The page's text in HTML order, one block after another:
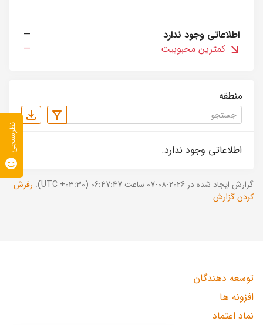
اطلاعاتی وجود ندارد
—
کمترین محبوبیت
—
منطقه
اطلاعاتی وجود ندارد.
گزارش ایجاد شده در 2026-08-07 ساعت 06:47:47 (UTC +03:30).
رفرش
کردن گزارش
توسعه دهندگان
افزونه ها
نماد اعتماد
نظرسنجی